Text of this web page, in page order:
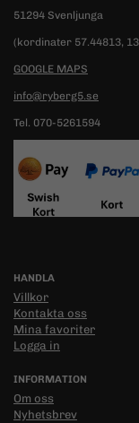
51294 Svenljunga
(kordinater 57.44813,
GOOGLE MAPS
info@ryberg5.se
Tel. 070-5261594
HANDLA
Villkor
Kontakta oss
Mina favoriter
Logga in
INFORMATION
Om oss
Nyhetsbrev